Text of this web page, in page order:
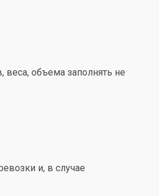
объема заполнять не
и, в случае